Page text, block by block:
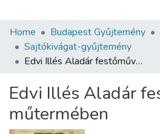
Communities & Collections
All of DSpace
About us
Home Budapest Gyűjtemény
Sajtókivágat-gyűjtemény
Edvi Illés Aladár festőművész műtermében
Edvi Illés Aladár
műtermében